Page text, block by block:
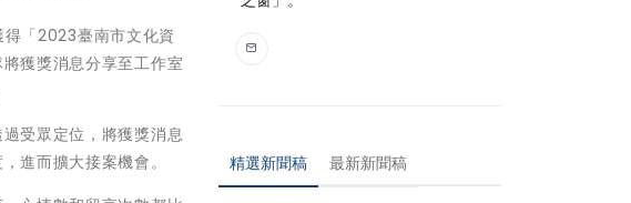
「2023臺南市文化資
獲獎消息分享至工作室
受眾定位，將獲獎消息
進而擴大接案機會。
精選新聞稿 最新新聞稿